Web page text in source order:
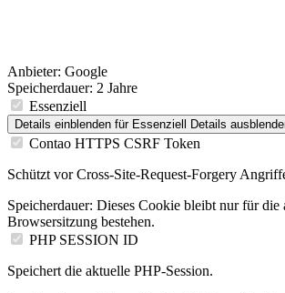
Anbieter: Google
Speicherdauer: 2 Jahre
Essenziell
Details einblenden für Essenziell Details
Contao HTTPS CSRF Token
Schützt vor Cross-Site-Request-Forgery
Speicherdauer: Dieses Cookie bleibt nur für die
Browsersitzung bestehen.
PHP SESSION ID
Speichert die aktuelle PHP-Session.